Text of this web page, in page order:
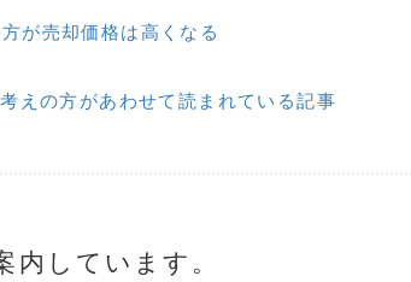
が売却価格は高くなる
えの方があわせて読まれている記事
内しています。